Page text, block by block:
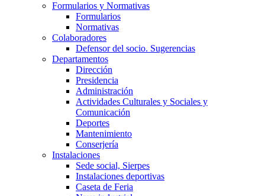
Formularios y Normativas
Formularios
Normativas
Colaboradores
Defensor del socio. Sugerencias
Departamentos
Dirección
Presidencia
Administración
Actividades Culturales y Sociales y
Comunicación
Deportes
Mantenimiento
Conserjería
Instalaciones
Sede social, Sierpes
Instalaciones deportivas
Caseta de Feria